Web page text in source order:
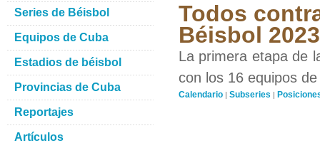
Todos
Béisbol 2023
La primera etapa de
con los 16 equipos
Calendario | Subseries |
Series de Béisbol
Equipos de Cuba
Estadios de béisbol
Provincias de Cuba
Reportajes
Artículos